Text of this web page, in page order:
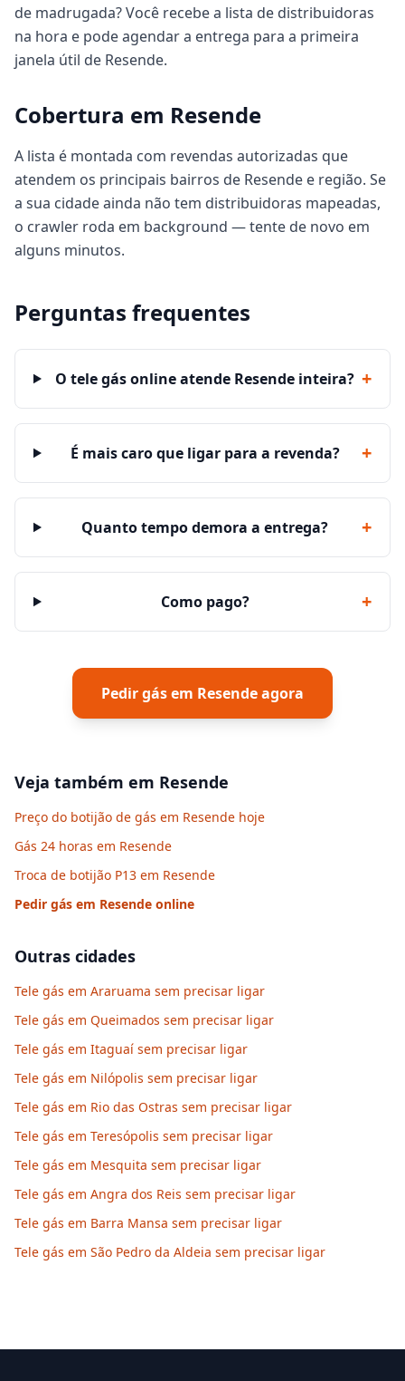
de madrugada? Você recebe a lista de distribuidoras
na hora e pode agendar a entrega para a primeira
janela útil de Resende.
Cobertura em Resende
A lista é montada com revendas autorizadas que
atendem os principais bairros de Resende e região. Se
a sua cidade ainda não tem distribuidoras mapeadas,
o crawler roda em background — tente de novo em
alguns minutos.
Perguntas frequentes
O tele gás online atende Resende inteira? +
É mais caro que ligar para a revenda? +
Quanto tempo demora a entrega? +
Como pago? +
Pedir gás em Resendeagora
Veja também em Resende
Preço do botijão de gás em Resende hoje
Gás 24 horas em Resende
Troca de botijão P13 em Resende
Pedir gás em Resende online
Outras cidades
Tele gás em Araruama sem precisar ligar
Tele gás em Queimados sem precisar ligar
Tele gás em Itaguaí sem precisar ligar
Tele gás em Nilópolis sem precisar ligar
Tele gás em Rio das Ostras sem precisar ligar
Tele gás em Teresópolis sem precisar ligar
Tele gás em Mesquita sem precisar ligar
Tele gás em Angra dos Reis sem precisar ligar
Tele gás em Barra Mansa sem precisar ligar
Tele gás em São Pedro da Aldeia sem precisar ligar